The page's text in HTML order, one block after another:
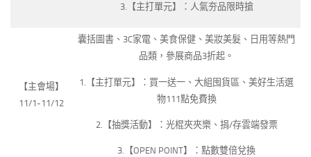
3.【主打單元】：人氣夯品限時搶
【主會場】
11/1-11/12
囊括圖書、3C家電、美食保健、美妝美髮、日用等熱門
品類，參展商品3折起。
1.【主打單元】：買一送一、大組囤貨區、美好生活選
物111點免費換
2.【抽獎活動】：光棍夾夾樂、捐/存雲端發票
3.【OPEN POINT】：點數雙倍兌換